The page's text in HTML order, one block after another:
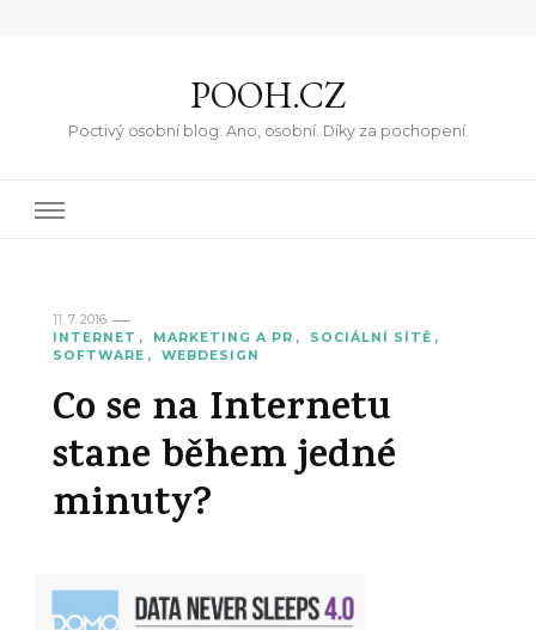
POOH.CZ
Poctivý osobní blog. Ano, osobní. Díky za pochopení.
11. 7. 2016
INTERNET
MARKETING A PR
SOCIÁLNÍ SÍTĚ
SOFTWARE
WEBDESIGN
Co se na Internetu
stane během jedné
minuty?